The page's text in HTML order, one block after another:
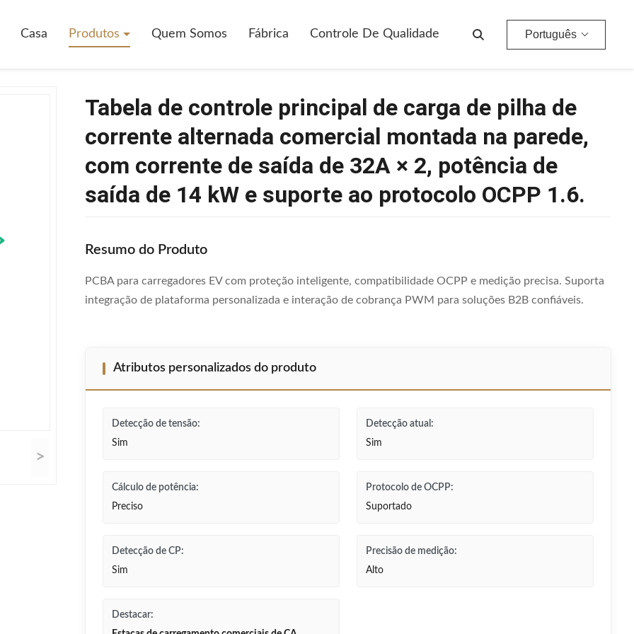
Casa Produtos Quem Somos Fábrica Controle De Qualidade Português
>
Tabela de controle principal de carga de pilha de
corrente alternada comercial montada na parede,
com corrente de saída de 32A × 2, potência de
saída de 14 kW e suporte ao protocolo OCPP 1.6.
Resumo do Produto
PCBA para carregadores EV com proteção inteligente, compatibilidade OCPP e medição precisa. Suporta
integração de plataforma personalizada e interação de cobrança PWM para soluções B2B confiáveis.
Atributos personalizados do produto
Detecção de tensão:
Sim
Detecção atual:
Sim
Cálculo de potência:
Preciso
Protocolo de OCPP:
Suportado
Detecção de CP:
Sim
Precisão de medição:
Alto
Destacar: